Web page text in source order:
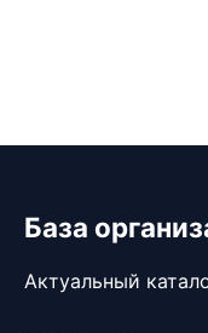
База
Актуальный